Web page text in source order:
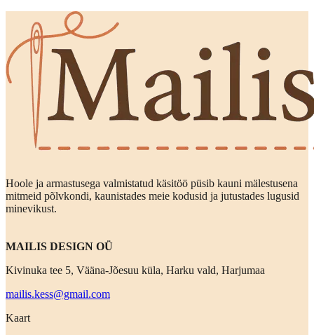
Hoole ja armastusega valmistatud käsitöö püsib kauni mälestusena
mitmeid põlvkondi, kaunistades meie kodusid ja jutustades lugusid
minevikust.
MAILIS DESIGN OÜ
Kivinuka tee 5, Vääna-Jõesuu küla, Harku vald, Harjumaa
mailis.kess@gmail.com
Kaart